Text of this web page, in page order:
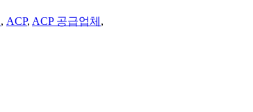
, ACP, ACP 공급업체 ,